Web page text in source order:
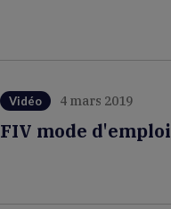
Vidéo 4 mars 2019
FIV mode d'emploi